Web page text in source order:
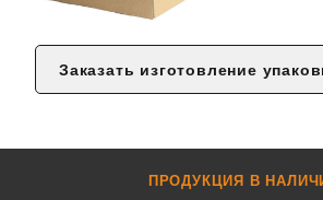
Заказать изготовление
ПРОДУКЦИЯ В